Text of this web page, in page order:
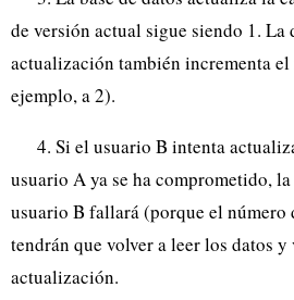
de versión actual sigue siendo 1. La
actualización también incrementa
ejemplo, a 2).
4. Si el usuario B intenta
usuario A ya se ha comprometido,
usuario B fallará (porque el número
tendrán que volver a leer los datos
actualización.